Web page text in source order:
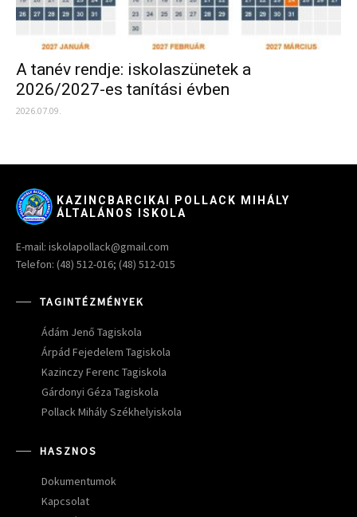
A tanév rendje: iskolaszünetek a
2026/2027-es tanítási évben
2026.07.09.
KAZINCBARCIKAI POLLACK MIHÁLY
ÁLTALÁNOS ISKOLA
E-mail: iskolapollack@gmail.com
Telefon: (48) 512-016; (48) 512-015
TAGINTÉZMÉNYEK
Ádám Jenő Tagiskola
Árpád Fejedelem Tagiskola
Kazinczy Ferenc Tagiskola
Gárdonyi Géza Tagiskola
Pollack Mihály Székhelyiskola
HASZNOS
Dokumentumok
Kapcsolat